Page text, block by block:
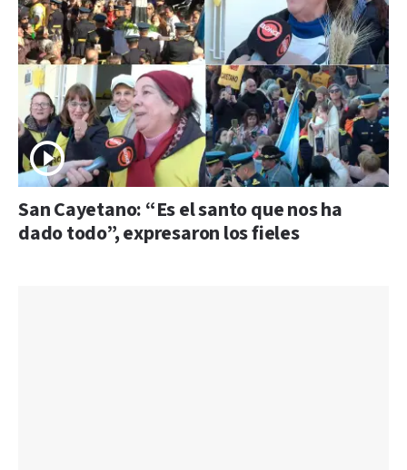
San Cayetano: “Es el santo que nos ha
dado todo”, expresaron los fieles